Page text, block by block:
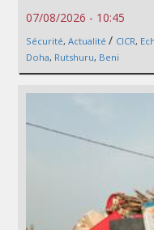
07/08/2026 - 10:45
Sécurité, Actualité / CICR,
Doha, Rutshuru, Beni